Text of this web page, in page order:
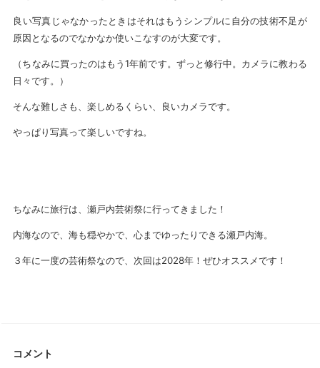
良い写真じゃなかったときはそれはもうシンプルに自分の技術不足が
原因となるのでなかなか使いこなすのが大変です。
（ちなみに買ったのはもう1年前です。ずっと修行中。カメラに教わる
日々です。）
そんな難しさも、楽しめるくらい、良いカメラです。
やっぱり写真って楽しいですね。
ちなみに旅行は、瀬戸内芸術祭に行ってきました！
内海なので、海も穏やかで、心までゆったりできる瀬戸内海。
３年に一度の芸術祭なので、次回は2028年！ぜひオススメです！
コメント